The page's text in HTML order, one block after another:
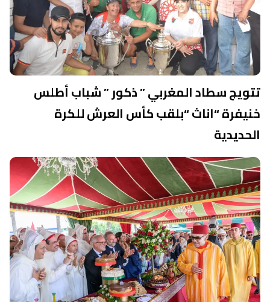
تتويج سطاد المغربي ” ذكور ” شباب أطلس
خنيفرة “اناث “بلقب كأس العرش للكرة
الحديدية